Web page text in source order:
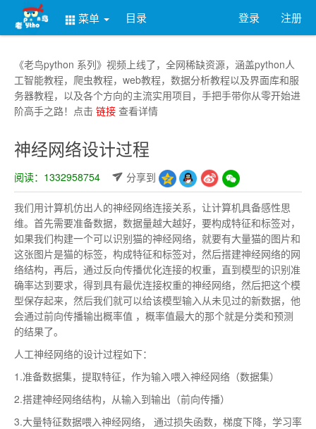
菜单 目录 登录 注册
《老鸟python 系列》视频上线了，全网稀缺资源，涵盖python人
工智能教程，爬虫教程，web教程，数据分析教程以及界面库和服
务器教程，以及各个方向的主流实用项目，手把手带你从零开始进
阶高手之路！点击 链接 查看详情
神经网络设计过程
阅读：1332958754 分享到
我们用计算机仿出人的神经网络连接关系，让计算机具备感性思
维。首先需要准备数据，数据量越大越好，要构成特征和标签对，
如果我们构建一个可以识别猫的神经网络，就要有大量猫的图片和
这张图片是猫的标签，构成特征和标签对，然后搭建神经网络的网
络结构，再后，通过反向传播优化连接的权重，直到模型的识别准
确率达到要求，得到具有最优连接权重的神经网络，然后把这个模
型保存起来，然后我们就可以给该模型输入从未见过的新数据，他
会通过前向传播输出概率值 ，概率值最大的那个就是分类和预测
的结果了。
人工神经网络的设计过程如下：
1.准备数据集，提取特征，作为输入喂入神经网络（数据集）
2.搭建神经网络结构，从输入到输出（前向传播）
3.大量特征数据喂入神经网络， 通过损失函数，梯度下降，学习率